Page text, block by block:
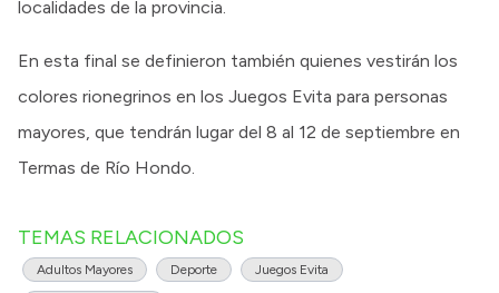
localidades de la provincia.
En esta final se definieron también quienes vestirán los
colores rionegrinos en los Juegos Evita para personas
mayores, que tendrán lugar del 8 al 12 de septiembre en
Termas de Río Hondo.
TEMAS RELACIONADOS
Adultos Mayores Deporte Juegos Evita